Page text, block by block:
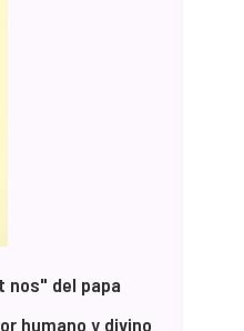
nos" del papa
humano y divino